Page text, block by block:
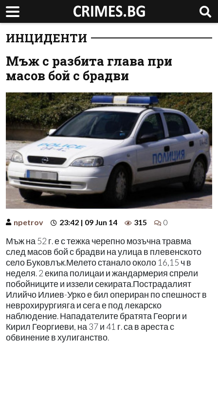
ИНЦИДЕНТИ
Мъж с разбита глава при
масов бой с брадви
npetrov 23:42 | 09 Jun 14 315 0
Мъж на 52 г. е с тежка черепно мозъчна травма
след масов бой с брадви на улица в плевенското
село Буковлък.Мелето станало около 16,15 ч в
неделя. 2 екипа полицаи и жандармерия спрели
побойниците и иззели секирата.Пострадалият
Илийчо Илиев-Урко е бил опериран по спешност в
неврохирургияга и сега е под лекарско
наблюдение. Нападателите братята Георги и
Кирил Георгиеви, на 37 и 41 г. са в ареста с
обвинение в хулиганство.